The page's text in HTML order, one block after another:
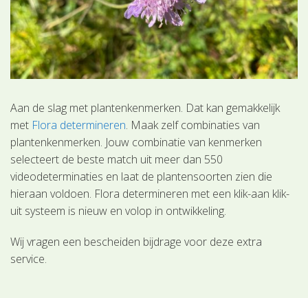
Aan de slag met plantenkenmerken. Dat kan gemakkelijk
met Flora determineren. Maak zelf combinaties van
plantenkenmerken. Jouw combinatie van kenmerken
selecteert de beste match uit meer dan 550
videodeterminaties en laat de plantensoorten zien die
hieraan voldoen. Flora determineren met een klik-aan klik-
uit systeem is nieuw en volop in ontwikkeling.
Wij vragen een bescheiden bijdrage voor deze extra
service.